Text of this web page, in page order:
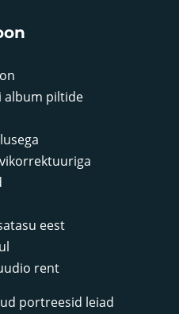
album piltide
eest
rent
portreesid leiad